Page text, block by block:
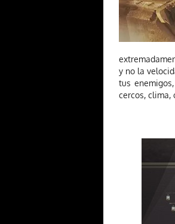
y no la
tus
cercos, clima,